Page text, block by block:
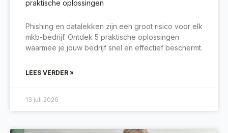
praktische oplossingen
Phishing en datalekken zijn een groot risico voor elk
mkb-bedrijf. Ontdek 5 praktische oplossingen
waarmee je jouw bedrijf snel en effectief beschermt.
LEES VERDER »
13 juli 2026